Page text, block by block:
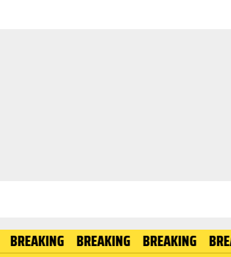
BREAKING BREAKING BREAKING